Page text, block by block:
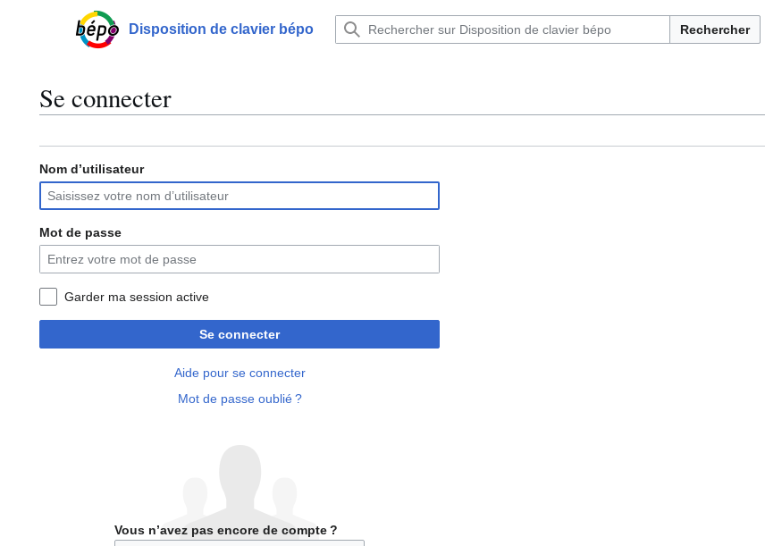
Menu principalDisposition de clavier bépo Rechercher
Se connecter
Nom d’utilisateur
Mot de passe
Garder ma session active
Se connecter
Aide pour se connecter
Mot de passe oublié ?
Vous n’avez pas encore de compte ?